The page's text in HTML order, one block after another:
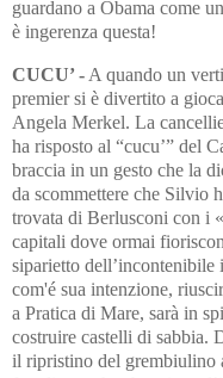
guardano a Obama come
è ingerenza questa!
CUCU’ - A quando un
premier si è divertito a
Angela Merkel. La
ha risposto al “cucu’” del
braccia in un gesto che la
da scommettere che Silvio
trovata di Berlusconi con i
capitali dove ormai
siparietto
com'é sua intenzione,
a Pratica di Mare, sarà in
costruire castelli di sabbia.
il ripristino del grembiulino